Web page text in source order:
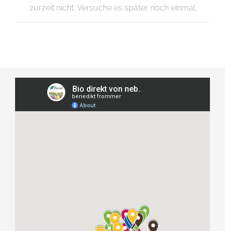
zurzeit nicht. Versuche es später noch einmal.